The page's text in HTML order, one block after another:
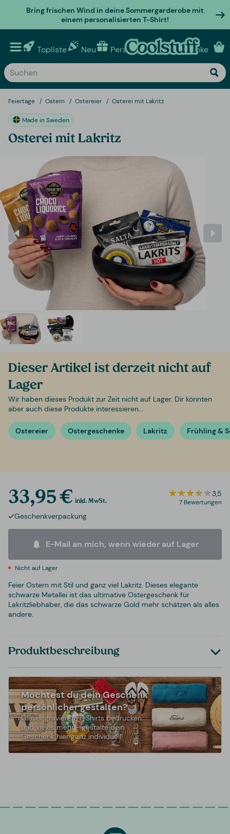
Bring frischen Wind in deine Sommergarderobe mit
einem personalisierten T-Shirt!
Topliste Neu Personalisierte geschenke
Feiertage Ostern Ostereier Osterei mit Lakritz
Made in Sweden
Osterei mit Lakritz
Dieser Artikel ist derzeit nicht auf
Lager
Wir haben dieses Produkt zur Zeit nicht auf Lager. Dir könnten
aber auch diese Produkte interessieren...
Ostereier Ostergeschenke Lakritz Frühling &
33,95 € inkl. MwSt.
3,5
7 Bewertungen
Geschenkverpackung
E-Mail an mich, wenn wieder auf Lager
Nicht auf Lager
Feier Ostern mit Stil und ganz viel Lakritz. Dieses elegante
schwarze Metallei ist das ultimative Ostergeschenk für
Lakritzliebhaber, die das schwarze Gold mehr schätzen als alles
andere.
Produktbeschreibung
Möchtest du dein Geschenk
persönlicher gestalten?
Gläser gravieren, T-Shirts bedrucken
und vieles mehr - gestalte dein
Geschenk hier ganz individuell!